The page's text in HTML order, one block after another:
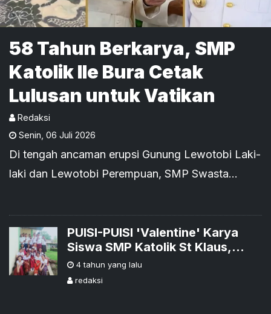
58 Tahun Berkarya, SMP
Katolik Ile Bura Cetak
Lulusan untuk Vatikan
Redaksi
Senin 06 Juli 2026
Di tengah ancaman erupsi Gunung Lewotobi Laki-
laki dan Lewotobi Perempuan, SMP Swasta
PUISI-PUISI 'Valentine' Karya
Siswa SMP Katolik St Klaus,
Kuwus
4 tahun yang lalu
redaksi